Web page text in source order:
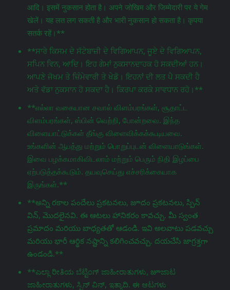
आदि। इसमें नुकसान होता है। अपने जोखिम और जिम्मेदारी पर ये गेम
खेलें। यह लत लग सकती है और भारी नुकसान हो सकता है। कृपया
सतर्क रहें।**
**ਸਾਰੇ ਕਿਸਮ ਦੇ ਸੱਟੇਬਾਜ਼ੀ ਦੇ ਵਿਗਿਆਪਨ, ਜੂਏ ਦੇ ਵਿਗਿਆਪਨ,
ਸਪਿਨ ਵਿਨ, ਆਦਿ। ਇਹ ਗੇਮਾਂ ਨੁਕਸਾਨਦਾਹਕ ਹੋ ਸਕਦੀਆਂ ਹਨ।
ਆਪਣੇ ਜੋਖਮ ਤੇ ਜ਼ਿੰਮੇਵਾਰੀ ਤੇ ਖੇਡੋ। ਇਹਨਾਂ ਦੀ ਲਤ ਪੈ ਸਕਦੀ ਹੈ
ਅਤੇ ਵੱਡਾ ਨੁਕਸਾਨ ਹੋ ਸਕਦਾ ਹੈ। ਕਿਰਪਾ ਕਰਕੇ ਸਾਵਧਾਨ ਰਹੋ।**
**எல்லா வகையான சவால் விளம்பரங்கள், சூதாட்ட
விளம்பரங்கள், ஸ்பின் வெற்றி, போன்றவை. இந்த
விளையாட்டுக்கள் தீங்கு விளைவிக்கக்கூடியவை.
உங்களின் ஆபத்து மற்றும் பொறுப்புடன் விளையாடுங்கள்.
இவை பழக்கமாகிவிடலாம் மற்றும் பெரும் நிதி இழப்பை
ஏற்படுத்தக்கூடும். தயவுசெய்து எச்சரிக்கையாக
இருங்கள்.**
**అన్ని రకాల పందేలు ప్రకటనలు, జూదం ప్రకటనలు, స్పిన్
విన్, మొదలైనవి. ఈ ఆటలు హానికరం కావచ్చు. మీ స్వంత
ప్రమాదం మరియు బాధ్యతతో ఆడండి. ఇవి అలవాటు పడవచ్చు
మరియు భారీ ఆర్థిక నష్టాన్ని కలిగించవచ్చు. దయచేసి జాగ్రತ್ತగా
ఉండండి.**
**ಎಲ್ಲಾ ರೀತಿಯ ಬೆಟ್ಟಿಂಗ್ ಜಾಹೀರಾತುಗಳು, జూಜಾಟ
ಜಾಹೀರಾತುಗಳು, ಸ್ಪಿನ್ ವಿನ್, ಇತ್ಯಾದಿ. ಈ ಆಟಗಳು